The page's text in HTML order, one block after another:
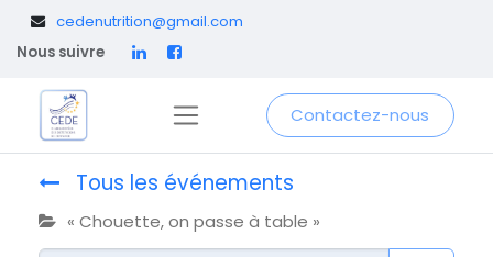
cedenutrition@gmail.com
Nous suivre
Contactez-nous
Tous les événements
« Chouette, on passe à table »